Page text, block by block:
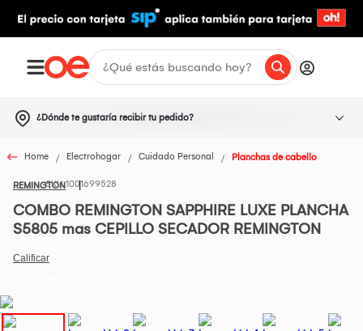
¿Dónde te gustaría recibir tu pedido?
Home Electrohogar Cuidado Personal Planchas de cabello
REMINGTON1001699528
COMBO REMINGTON SAPPHIRE LUXE PLANCHA
S5805 mas CEPILLO SECADOR REMINGTON